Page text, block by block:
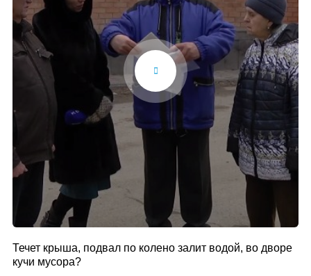
Течет крыша, подвал по колено залит водой, во дворе
кучи мусора?